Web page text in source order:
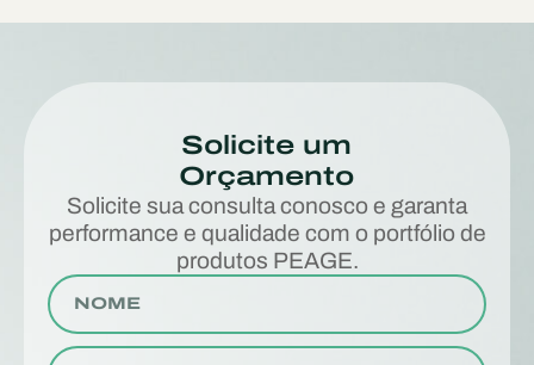
Solicite um
Orçamento
Solicite sua consulta conosco e garanta
performance e qualidade com o portfólio de
produtos PEAGE.